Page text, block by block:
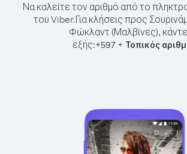
Να καλείτε τον αριθμό από το
του Viber.Για κλήσεις προς
Φώκλαντ (Μαλβίνες),
εξής:+597+ Τοπικός